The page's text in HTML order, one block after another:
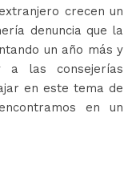
crecen un
denuncia que la
un año más y
a las consejerías
en este tema de
en un